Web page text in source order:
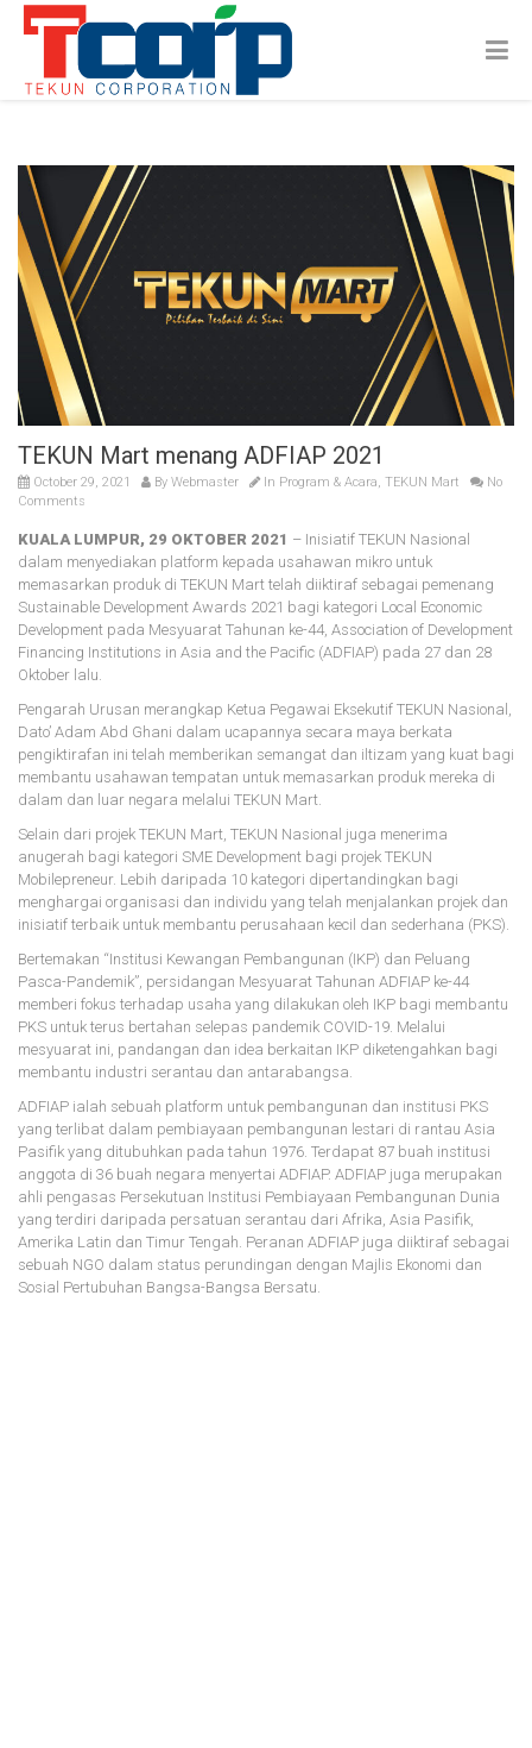
TEKUN Mart menang ADFIAP 2021
October 29, 2021 By Webmaster In Program & Acara, TEKUN Mart
No
Comments
KUALA LUMPUR, 29 OKTOBER 2021 – Inisiatif TEKUN Nasional
dalam menyediakan platform kepada usahawan mikro untuk
memasarkan produk di TEKUN Mart telah diiktiraf sebagai pemenang
Sustainable Development Awards 2021 bagi kategori Local Economic
Development pada Mesyuarat Tahunan ke-44, Association of Development
Financing Institutions in Asia and the Pacific (ADFIAP) pada 27 dan 28
Oktober lalu.
Pengarah Urusan merangkap Ketua Pegawai Eksekutif TEKUN Nasional,
Dato’ Adam Abd Ghani dalam ucapannya secara maya berkata
pengiktirafan ini telah memberikan semangat dan iltizam yang kuat bagi
membantu usahawan tempatan untuk memasarkan produk mereka di
dalam dan luar negara melalui TEKUN Mart.
Selain dari projek TEKUN Mart, TEKUN Nasional juga menerima
anugerah bagi kategori SME Development bagi projek TEKUN
Mobilepreneur. Lebih daripada 10 kategori dipertandingkan bagi
menghargai organisasi dan individu yang telah menjalankan projek dan
inisiatif terbaik untuk membantu perusahaan kecil dan sederhana (PKS).
Bertemakan “Institusi Kewangan Pembangunan (IKP) dan Peluang
Pasca-Pandemik”, persidangan Mesyuarat Tahunan ADFIAP ke-44
memberi fokus terhadap usaha yang dilakukan oleh IKP bagi membantu
PKS untuk terus bertahan selepas pandemik COVID-19. Melalui
mesyuarat ini, pandangan dan idea berkaitan IKP diketengahkan bagi
membantu industri serantau dan antarabangsa.
ADFIAP ialah sebuah platform untuk pembangunan dan institusi PKS
yang terlibat dalam pembiayaan pembangunan lestari di rantau Asia
Pasifik yang ditubuhkan pada tahun 1976. Terdapat 87 buah institusi
anggota di 36 buah negara menyertai ADFIAP. ADFIAP juga merupakan
ahli pengasas Persekutuan Institusi Pembiayaan Pembangunan Dunia
yang terdiri daripada persatuan serantau dari Afrika, Asia Pasifik,
Amerika Latin dan Timur Tengah. Peranan ADFIAP juga diiktiraf sebagai
sebuah NGO dalam status perundingan dengan Majlis Ekonomi dan
Sosial Pertubuhan Bangsa-Bangsa Bersatu.